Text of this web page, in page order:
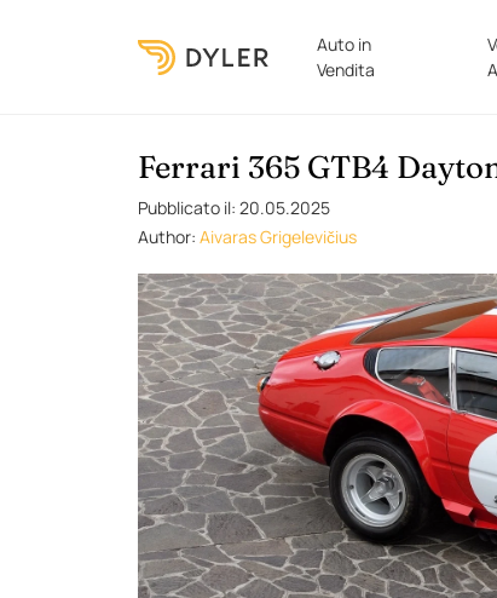
Auto in
Vendita
Ferrari 365 GTB4
Pubblicato il: 20.05.2025
Author: Aivaras Grigelevičius